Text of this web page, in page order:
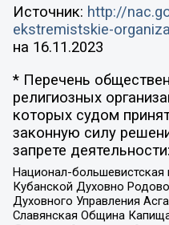
Источник: http://
ekstremistskie-
на 16.11.2023
* Перечень
религиозных
которых судом
законную силу
запрете деятельности:
Национал-большевистская
Кубанской Духовно
Духовного Управления
Славянская Община